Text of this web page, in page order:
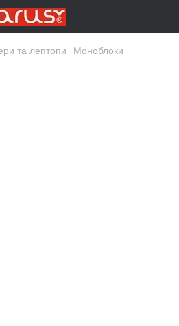
та лептопи Моноблоки